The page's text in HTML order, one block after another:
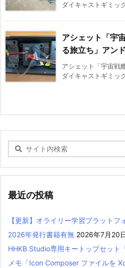
ダイキャストギミッ
アシェット「宇
る旅立ち」アン
アシェット「宇宙戦
ダイキャストギミッ
最近の投稿
【更新】オライリー学習プラット
2026年発行書籍有無 2026年7月20
HHKB Studio専用キートップセット
メモ「Icon Composer ファイルを